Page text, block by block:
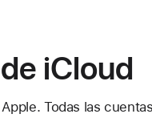
iCloud
Todas las cuentas